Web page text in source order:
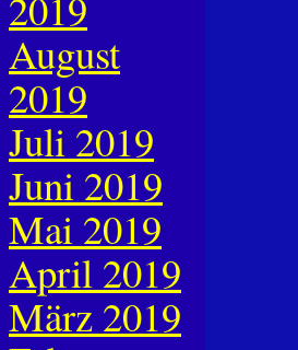
August
2019
Juli 2019
Juni 2019
Mai 2019
April 2019
März 2019